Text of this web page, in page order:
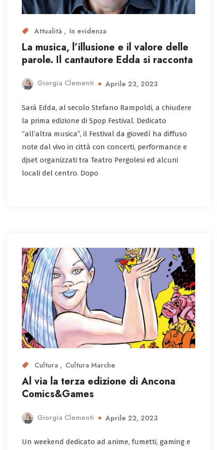
Attualità In evidenza
La musica, l’illusione e il valore delle
parole. Il cantautore Edda si racconta
Giorgia Clementi Aprile 23, 2023
Sarà Edda, al secolo Stefano Rampoldi, a chiudere
la prima edizione di Spop Festival. Dedicato
“all’altra musica”, il Festival da giovedì ha diffuso
note dal vivo in città con concerti, performance e
djset organizzati tra Teatro Pergolesi ed alcuni
locali del centro. Dopo
Cultura Cultura Marche
Al via la terza edizione di Ancona
Comics&Games
Giorgia Clementi Aprile 22, 2023
Un weekend dedicato ad anime, fumetti, gaming e